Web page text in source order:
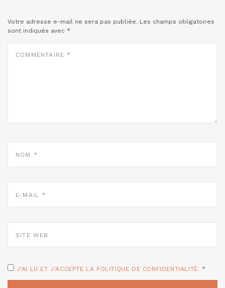
Votre adresse e-mail ne sera pas publiée. Les champs obligatoires
sont indiqués avec *
MAIL
WEB
J'AI LU ET J'ACCEPTE LA POLITIQUE DE CONFIDENTIALITÉ. *